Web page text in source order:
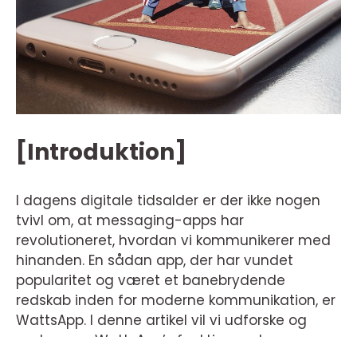
[Introduktion]
I dagens digitale tidsalder er der ikke nogen
tvivl om, at messaging-apps har
revolutioneret, hvordan vi kommunikerer med
hinanden. En sådan app, der har vundet
popularitet og været et banebrydende
redskab inden for moderne kommunikation, er
WattsApp. I denne artikel vil vi udforske og